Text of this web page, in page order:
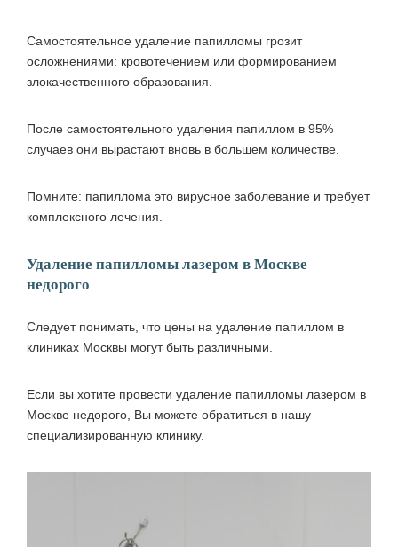
Самостоятельное удаление папилломы грозит
осложнениями: кровотечением или формированием
злокачественного образования.
После самостоятельного удаления папиллом в 95%
случаев они вырастают вновь в большем количестве.
Помните: папиллома это вирусное заболевание и требует
комплексного лечения.
Удаление папилломы лазером в Москве
недорого
Следует понимать, что цены на удаление папиллом в
клиниках Москвы могут быть различными.
Если вы хотите провести удаление папилломы лазером в
Москве недорого, Вы можете обратиться в нашу
специализированную клинику.